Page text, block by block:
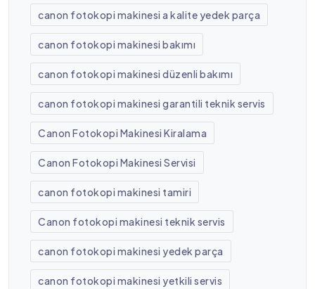
canon fotokopi makinesi a kalite yedek parça
canon fotokopi makinesi bakımı
canon fotokopi makinesi düzenli bakımı
canon fotokopi makinesi garantili teknik servis
Canon Fotokopi Makinesi Kiralama
Canon Fotokopi Makinesi Servisi
canon fotokopi makinesi tamiri
Canon fotokopi makinesi teknik servis
canon fotokopi makinesi yedek parça
canon fotokopi makinesi yetkili servis